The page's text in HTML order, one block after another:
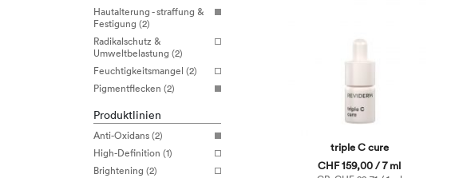
Hautalterung - straffung &
Festigung (2)
Radikalschutz &
Umweltbelastung (2)
Feuchtigkeitsmangel (2)
Pigmentflecken (2)
Produktlinien
Anti-Oxidans (2)
High-Definition (1)
Brightening (2)
triple C cure
CHF 159,00 / 7 ml